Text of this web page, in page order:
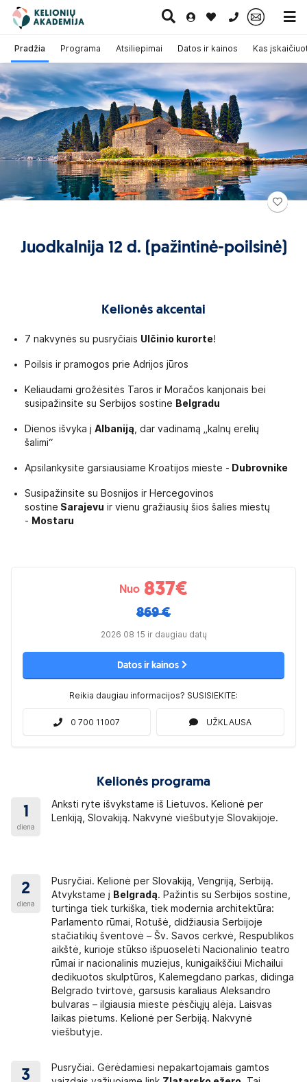
0 700 11007
Paskutinė
minutė
Pažintinės
kelionės
Egzotinės
kelionės
Kruizai
Juodkalnija 12 d. (pažintinė-poilsinė)
Pradžia Programa Atsiliepimai Datos ir kainos Kas
Kelionės akcentai
7 nakvynės su pusryčiais Ulčinio kurorte!
Poilsis ir pramogos prie Adrijos jūros
Keliaudami grožėsitės Taros ir Moračos kanjonais bei
susipažinsite su Serbijos sostine Belgradu
Dienos išvyka į Albaniją , dar vadinamą „kalnų erelių
šalimi“
Apsilankysite garsiausiame Kroatijos mieste - Dubrovnike
Susipažinsite su Bosnijos ir Hercegovinos
sostine Sarajevu ir vienu gražiausių šios šalies miestų
- Mostaru
Nuo 837€
869 €
2026 08 15 ir daugiau datų
Datos ir kainos
Reikia daugiau informacijos? SUSISIEKITE:
0 700 11007 UŽKLAUSA
kuriame mieste pageidauja įlipti daugiau
ne mažiau kaip 4 turistams. Turistų
miestą galite keisti likus ne mažiau
organizatoriaus atstovo kontaktinę
likus1 dienai iki kelionės.
ir neįsipareigoja jų laukti.
ar Vilnių atvyksta savo automobiliu, gali juos
pervežimų sąlygas ir kainas bei automobilių
isvykimo_laikai_ir_vietos
ASMENS TAPATYBĖS KORTELĘ
dienos. Jei paso ar asmens tapatybės
Respublikos piliečiams prašome kreiptis į
TVARKA
asmens dokumentą
, nurodytą skiltyje
tėvų pavarde, kelionės metu reikia
ir elgesį atsako tėvai, globėjai arba vaiką
tikrinami asmens dokumentai, gali būti
Kelionių organizatorius „Guliverio kelionės“
reikės, galėsite įsigyti kelionės metu (išsikeisti
1 EUR ~ 2 BAM. Konvertuojamųjų markių, jei
Lenkijos zlotų rekomenduojame įsigyti
Kelionės programa
1
diena
Anksti ryte išvykstame iš Lietuvos. Kelionė per
Lenkiją, Slovakiją. Nakvynė viešbutyje Slovakijoje.
2
diena
Pusryčiai. Kelionė per Slovakiją, Vengriją, Serbiją.
Atvykstame į Belgradą. Pažintis su Serbijos sostine,
turtinga tiek turkiška, tiek modernia architektūra:
Parlamento rūmai, Rotušė, didžiausia Serbijoje
stačiatikių šventovė – Šv. Savos cerkvė, Respublikos
aikštė, kurioje stūkso išpuoselėti Nacionalinio teatro
rūmai ir nacionalinis muziejus, kunigaikščiui Michailui
dedikuotos skulptūros, Kalemegdano parkas, didinga
Belgrado tvirtovė, garsusis karaliaus Aleksandro
bulvaras – ilgiausia mieste pėsčiųjų alėja. Laisvas
laikas pietums. Kelionė per Serbiją. Nakvynė
viešbutyje.
3
Pusryčiai. Gėrėdamiesi nepakartojamais gamtos